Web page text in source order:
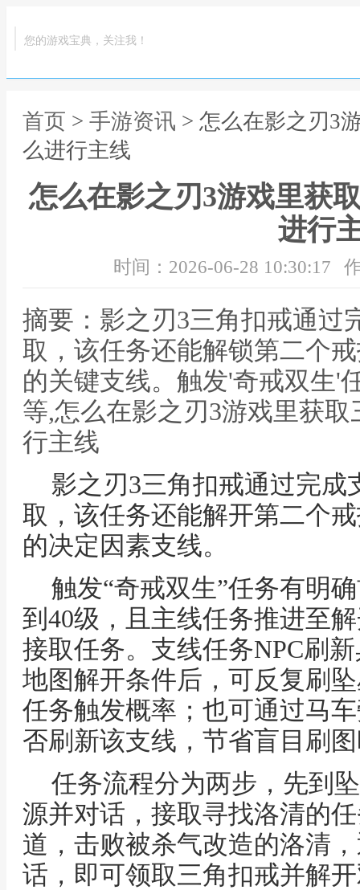
您的游戏宝典，关注我！
首页 > 手游资讯 > 怎么在影之刃3
么进行主线
怎么在影之刃3游戏里获
进行
时间：2026-06-28 10:30:17
摘要：影之刃3三角扣戒通过
取，该任务还能解锁第二个
的关键支线。触发'奇戒双生'
等,怎么在影之刃3游戏里获
行主线
影之刃3三角扣戒通过完成
取，该任务还能解开第二个
的决定因素支线。
触发“奇戒双生”任务有明
到40级，且主线任务推进至
接取任务。支线任务NPC刷
地图解开条件后，可反复刷
任务触发概率；也可通过马
否刷新该支线，节省盲目刷
任务流程分为两步，先到
源并对话，接取寻找洛清的
道，击败被杀气改造的洛清
话，即可领取三角扣戒并解